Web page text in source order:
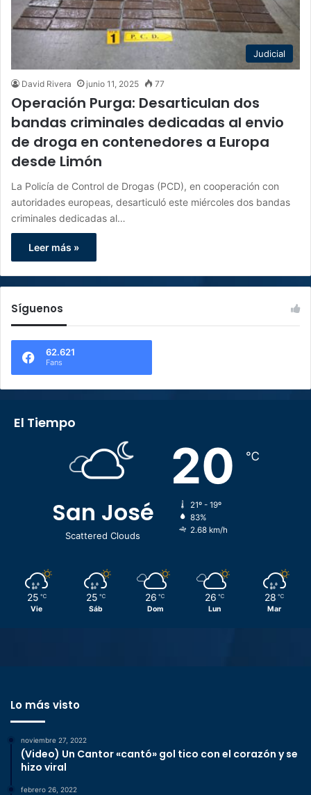
Judicial
David Rivera junio 11, 2025 77
Operación Purga: Desarticulan dos
bandas criminales dedicadas al envio
de droga en contenedores a Europa
desde Limón
La Policía de Control de Drogas (PCD), en cooperación con
autoridades europeas, desarticuló este miércoles dos bandas
criminales dedicadas al…
Leer más »
Síguenos
62.621
Fans
El Tiempo
San José
Scattered Clouds
20 ℃
21º - 19º
83%
2.68 km/h
25 ℃
Vie
25 ℃
Sáb
26 ℃
Dom
26 ℃
Lun
28 ℃
Mar
Lo más visto
noviembre 27, 2022
(Video) Un Cantor «cantó» gol tico con el corazón y se
hizo viral
febrero 26, 2022